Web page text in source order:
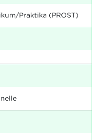
Praktika (PROST)